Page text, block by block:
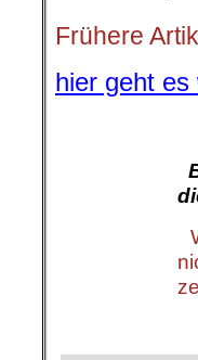
Frühere
hier geht es